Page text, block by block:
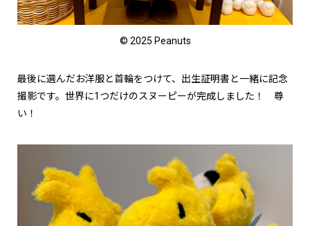
© 2025 Peanuts
最後に選んだお洋服と首輪をつけて、出生証明書と一緒に記念
撮影です。世界に1つだけのスヌーピーが完成しました！ 尊
い！